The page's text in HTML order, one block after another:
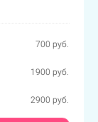
700 руб.
1900 руб.
2900 руб.